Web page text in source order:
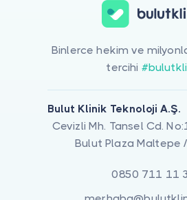
Binlerce hekim ve
tercihi
Bulut Klinik Teknoloji A.Ş.
Cevizli Mh. Tansel Cd.
Bulut Plaza Maltepe
0850 711 11